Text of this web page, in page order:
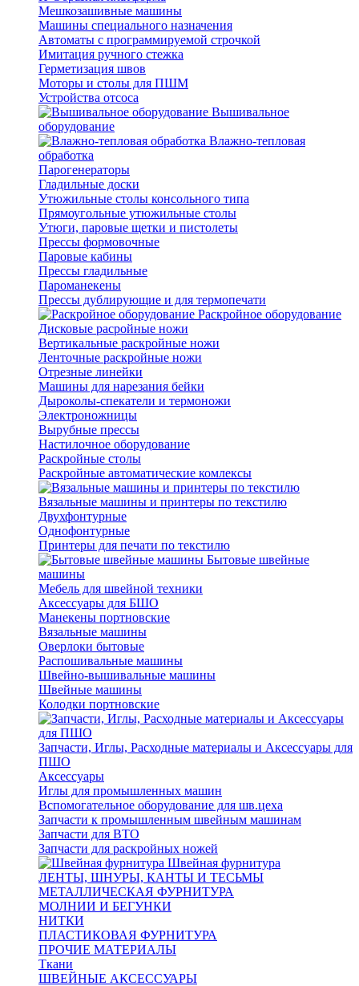
Мешкозашивные машины
Машины специального назначения
Автоматы с программируемой строчкой
Имитация ручного стежка
Герметизация швов
Моторы и столы для ПШМ
Устройства отсоса
Вышивальное
оборудование
Влажно-тепловая
обработка
Парогенераторы
Гладильные доски
Утюжильные столы консольного типа
Прямоугольные утюжильные столы
Утюги, паровые щетки и пистолеты
Прессы формовочные
Паровые кабины
Прессы гладильные
Пароманекены
Прессы дублирующие и для термопечати
Раскройное оборудование
Дисковые расройные ножи
Вертикальные раскройные ножи
Ленточные раскройные ножи
Отрезные линейки
Машины для нарезания бейки
Дыроколы-спекатели и термоножи
Электроножницы
Вырубные прессы
Настилочное оборудование
Раскройные столы
Раскройные автоматические комлексы
Вязальные машины и принтеры по текстилю
Двухфонтурные
Однофонтурные
Принтеры для печати по текстилю
Бытовые швейные
машины
Мебель для швейной техники
Аксессуары для БШО
Манекены портновские
Вязальные машины
Оверлоки бытовые
Распошивальные машины
Швейно-вышивальные машины
Швейные машины
Колодки портновские
Запчасти, Иглы, Расходные материалы и Аксессуары для
ПШО
Аксессуары
Иглы для промышленных машин
Вспомогательное оборудование для шв.цеха
Запчасти к промышленным швейным машинам
Запчасти для ВТО
Запчасти для раскройных ножей
Швейная фурнитура
ЛЕНТЫ, ШНУРЫ, КАНТЫ И ТЕСЬМЫ
МЕТАЛЛИЧЕСКАЯ ФУРНИТУРА
МОЛНИИ И БЕГУНКИ
НИТКИ
ПЛАСТИКОВАЯ ФУРНИТУРА
ПРОЧИЕ МАТЕРИАЛЫ
Ткани
ШВЕЙНЫЕ АКСЕССУАРЫ